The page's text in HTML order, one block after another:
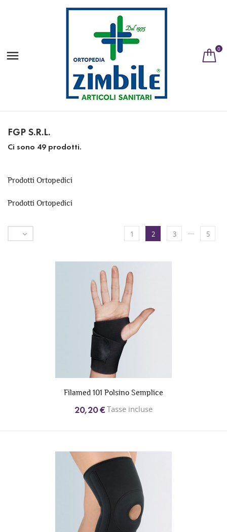
 0
FGP S.R.L.
Ci sono 49 prodotti.
Prodotti Ortopedici
Prodotti Ortopedici
 1 2 3 … 5
Filamed 101 Polsino Semplice
20,20 € Tasse incluse